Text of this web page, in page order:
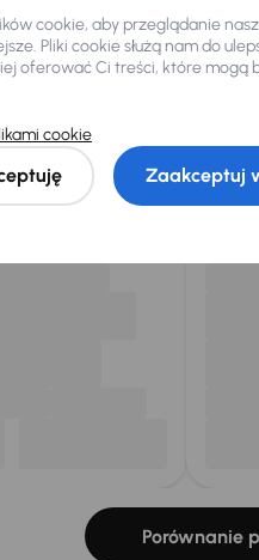
Ciebiedo 400 pojazdówkażdego
Porównanie
cookie, aby przeglądanie
Pliki cookie służą nam do
oferować Ci treści, które mogą
cookie
Zaakceptuj